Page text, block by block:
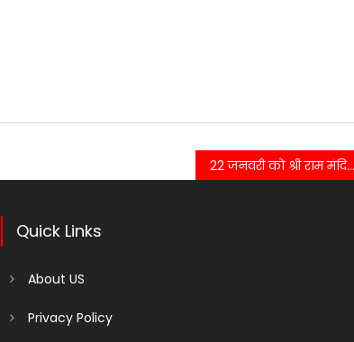
22 जनवरी को श्री राम मंदिर में प्रतिमा प्रतिष्ठापना के अवसर पर सभी लोग अपने घरों में दीपावली का उत्सव मनाएं…….
Quick Links
About US
Privacy Policy